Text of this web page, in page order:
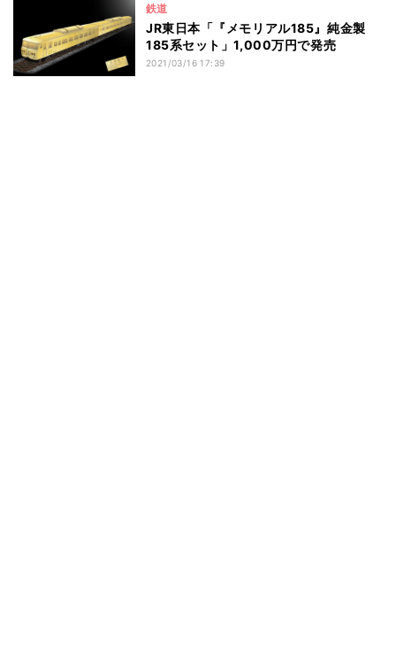
鉄道
JR東日本「『メモリアル185』純金製
185系セット」1,000万円で発売
2021/03/16 17:39